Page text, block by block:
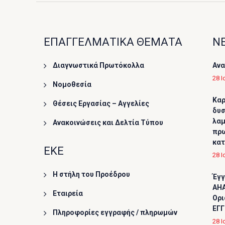
ΕΠΑΓΓΕΛΜΑΤΙΚΑ ΘΕΜΑΤΑ
Διαγνωστικά Πρωτόκολλα
Νομοθεσία
Θέσεις Εργασίας – Αγγελίες
Ανακοινώσεις και Δελτία Τύπου
ΕΚΕ
Η στήλη του Προέδρου
Εταιρεία
Πληροφορίες εγγραφής / πληρωμών
28
28
28